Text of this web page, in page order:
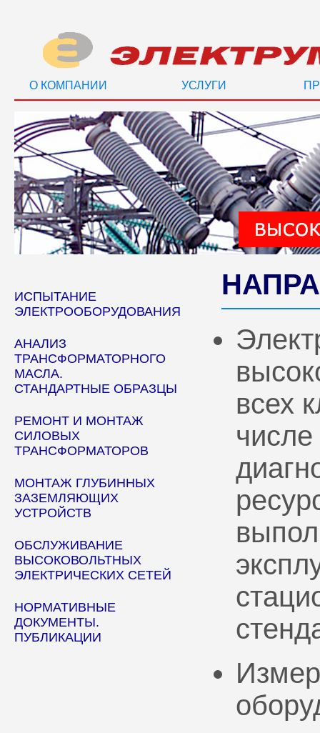
О КОМПАНИИ УСЛУГИ
ИСПЫТАНИЕ
ЭЛЕКТРООБОРУДОВАНИЯ
АНАЛИЗ
ТРАНСФОРМАТОРНОГО
МАСЛА.
СТАНДАРТНЫЕ ОБРАЗЦЫ
РЕМОНТ И МОНТАЖ
СИЛОВЫХ
ТРАНСФОРМАТОРОВ
МОНТАЖ ГЛУБИННЫХ
ЗАЗЕМЛЯЮЩИХ
УСТРОЙСТВ
ОБСЛУЖИВАНИЕ
ВЫСОКОВОЛЬТНЫХ
ЭЛЕКТРИЧЕСКИХ СЕТЕЙ
НОРМАТИВНЫЕ
ДОКУМЕНТЫ.
ПУБЛИКАЦИИ
всех